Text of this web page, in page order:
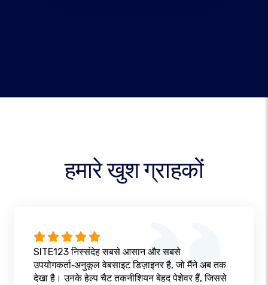
हमारे खुश ग्राहकों
SITE123 निस्संदेह सबसे आसान और सबसे
उपयोगकर्ता‑अनुकूल वेबसाइट डिज़ाइनर है, जो मैंने अब तक
देखा है। उनके हेल्प चैट तकनीशियन बेहद पेशेवर हैं, जिससे